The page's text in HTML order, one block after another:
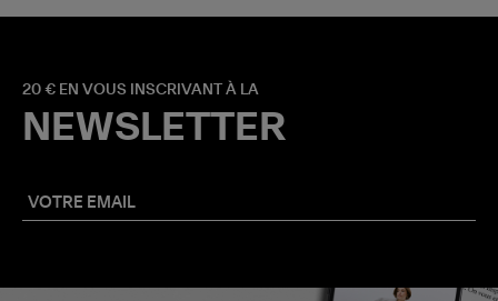
20 € EN VOUS INSCRIVANT À LA
NEWSLETTER